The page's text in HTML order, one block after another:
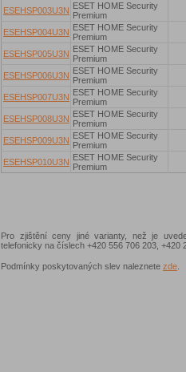
ESEHSP003U3N ESET HOME Security
Premium
ESEHSP004U3N ESET HOME Security
Premium
ESEHSP005U3N ESET HOME Security
Premium
ESEHSP006U3N ESET HOME Security
Premium
ESEHSP007U3N ESET HOME Security
Premium
ESEHSP008U3N ESET HOME Security
Premium
ESEHSP009U3N ESET HOME Security
Premium
ESEHSP010U3N ESET HOME Security
Premium
Pro zjištění ceny jiné varianty, než je
telefonicky na číslech +420 556 706 203, +420
Podmínky poskytovaných slev naleznete zde